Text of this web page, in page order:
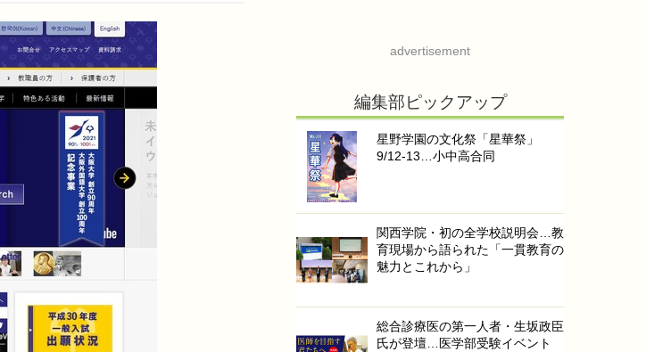
advertisement
編集部ピックアップ
星野学園の文化祭「星華祭」
9/12-13…小中高合同
関西学院・初の全学校説明会…教
育現場から語られた「一貫教育の
魅力とこれから」
総合診療医の第一人者・生坂政臣
氏が登壇…医学部受験イベント